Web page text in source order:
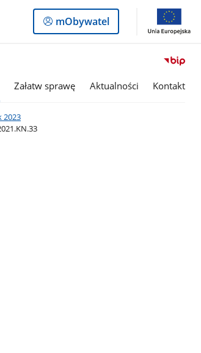
Logowanie
do
mObywatel
Załatw sprawę Aktualności Kontakt
2023